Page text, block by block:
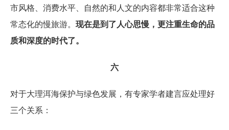
市风格、消费水平、自然的和人文的内容都非常适合这种
常态化的慢旅游。 现在是到了人心思慢，更注重生命的品
质和深度的时代了。
六
对于大理洱海保护与绿色发展，有专家学者建言应处理好
三个关系：